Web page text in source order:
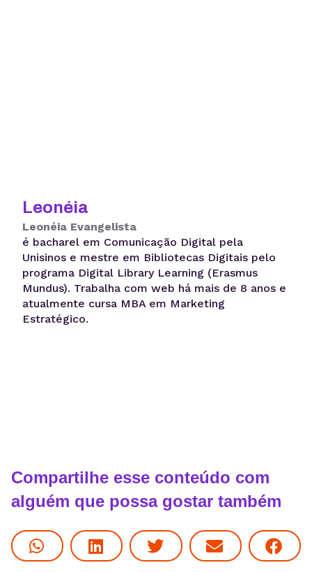
Leonéia
Leonéia Evangelista
é bacharel em Comunicação Digital pela
Unisinos e mestre em Bibliotecas Digitais pelo
programa Digital Library Learning (Erasmus
Mundus). Trabalha com web há mais de 8 anos e
atualmente cursa MBA em Marketing
Estratégico.
Compartilhe esse conteúdo com
alguém que possa gostar também